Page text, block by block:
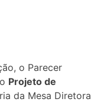
o Parecer
Projeto de
da Mesa Diretora